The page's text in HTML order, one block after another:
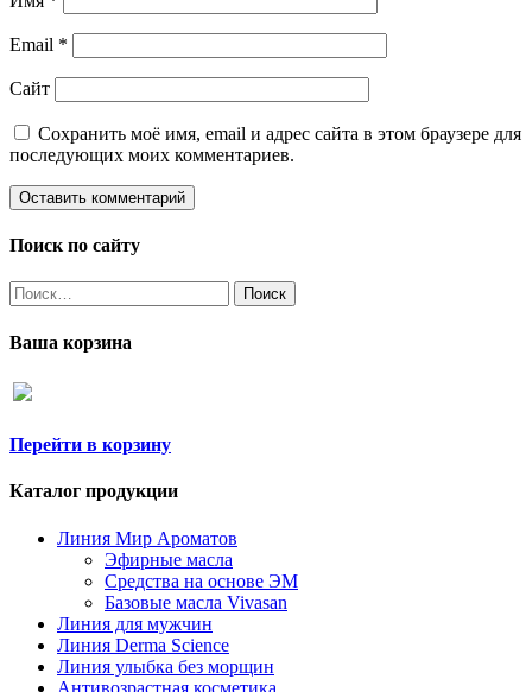
Email *
Сайт
Сохранить моё имя, email и адрес сайта в этом браузере для
последующих моих комментариев.
Поиск по сайту
Найти:
Ваша корзина
Перейти в корзину
Каталог продукции
Линия Мир Ароматов
Эфирные масла
Средства на основе ЭМ
Базовые масла Vivasan
Линия для мужчин
Линия Derma Science
Линия улыбка без морщин
Антивозрастная косметика